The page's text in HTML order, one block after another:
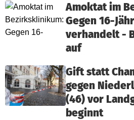
Amoktat im
Gegen 16-
verhandelt -
auf
Gift statt
gegen
(46) vor
beginnt